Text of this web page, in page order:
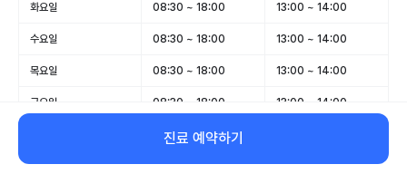
화요일 08:30 ~ 18:00 13:00 ~ 14:00
수요일 08:30 ~ 18:00 13:00 ~ 14:00
목요일 08:30 ~ 18:00 13:00 ~ 14:00
금요일 08:30 ~ 18:00 13:00 ~ 14:00
08:30 ~ 13:00
일요일 휴무 -
진료 예약하기